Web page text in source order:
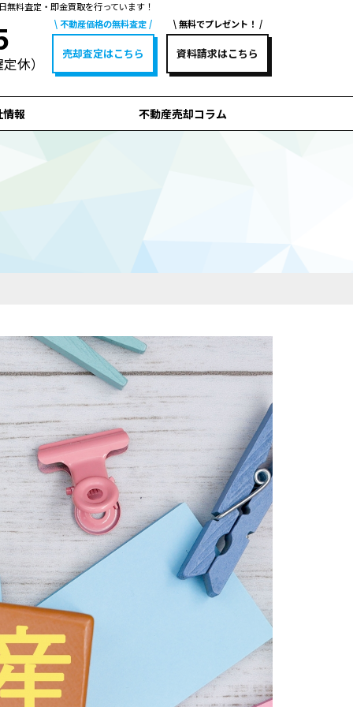
料査定・即金買取を行っています！
休）
不動産価格の無料査定
売却査定はこちら
無料でプレゼント！
資料請求はこちら
情報 不動産売却コラム